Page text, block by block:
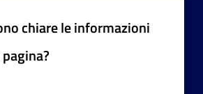
chiare le informazioni